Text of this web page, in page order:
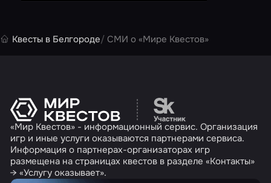
Квесты в Белгороде СМИ о «Мире Квестов»
Перейти на сайт
«Мир Квестов» - информационный сервис. Организация
игр и иные услуги оказываются партнерами сервиса.
Информация о партнерах-организаторах игр
размещена на страницах квестов в разделе «Контакты»
→ «Услугу оказывает».